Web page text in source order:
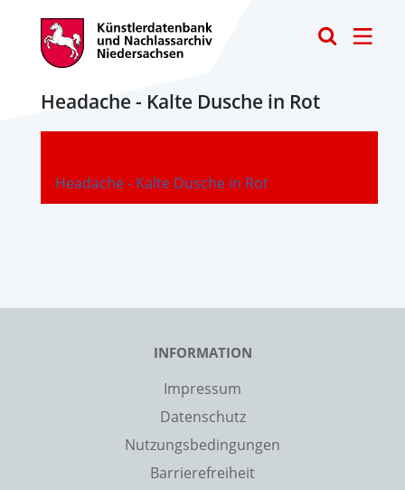
Headache - Kalte Dusche in Rot
Headache - Kalte Dusche in Rot
-
INFORMATION
Impressum
Datenschutz
Nutzungsbedingungen
Barrierefreiheit